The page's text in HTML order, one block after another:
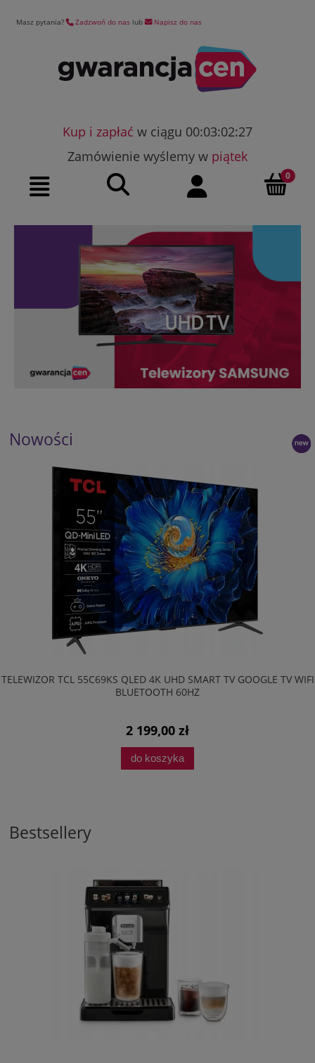
Masz pytania? Zadzwoń do nas lub Napisz do nas
Kup i zapłać w ciągu 00:03:02:26
Zamówienie wyślemy w piątek
Nowości
TELEWIZOR TCL 55C69KS QLED 4K UHD SMART TV GOOGLE TV WIFI
BLUETOOTH 60HZ
2 199,00 zł
do koszyka
Bestsellery